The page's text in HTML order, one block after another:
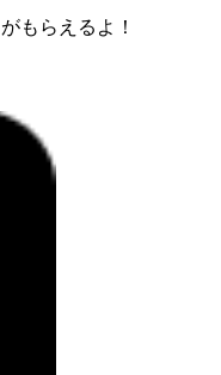
がもらえるよ！